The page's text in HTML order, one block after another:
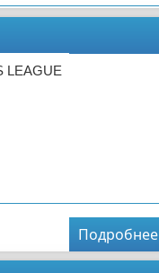
LEAGUE
Подробнее